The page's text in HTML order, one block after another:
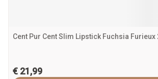
Cent Pur Cent Slim Lipstick Fuchsia Furieux
€ 21,99